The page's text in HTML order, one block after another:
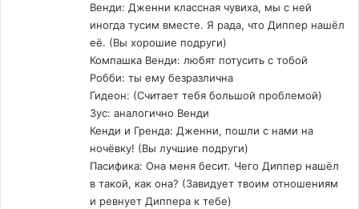
Венди: Дженни классная чувиха, мы с ней
иногда тусим вместе. Я рада, что Диппер нашёл
её. (Вы хорошие подруги)
Компашка Венди: любят потусить с тобой
Робби: ты ему безразлична
Гидеон: (Считает тебя большой проблемой)
Зус: аналогично Венди
Кенди и Гренда: Дженни, пошли с нами на
ночёвку! (Вы лучшие подруги)
Пасифика: Она меня бесит. Чего Диппер нашёл
в такой, как она? (Завидует твоим отношениям
и ревнует Диппера к тебе)